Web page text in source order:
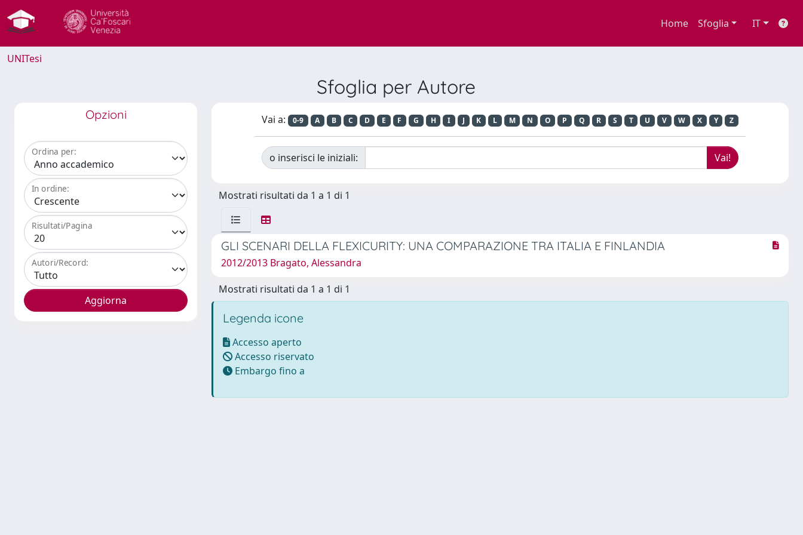
Home Sfoglia IT
UNITesi
Sfoglia per Autore
Opzioni
Ordina per:
In ordine:
Risultati/Pagina
Autori/Record:
Vai a: 0-9 A B C D E F G H I J K L M N O P Q R S T U V W X Y Z
o inserisci le iniziali:
Mostrati risultati da 1 a 1 di 1
GLI SCENARI DELLA FLEXICURITY: UNA COMPARAZIONE TRA ITALIA E FINLANDIA
2012/2013 Bragato, Alessandra
Mostrati risultati da 1 a 1 di 1
Legenda icone
Accesso aperto
Accesso riservato
Embargo fino a